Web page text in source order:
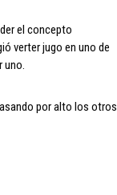
el concepto
verter jugo en uno de
uno.
por alto los otros